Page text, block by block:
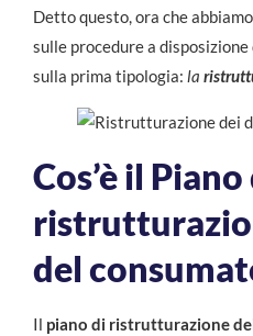
Detto questo, ora che
sulle procedure a
sulla prima tipologia: la
Cos’è il
del
Il piano di ristrutturazione